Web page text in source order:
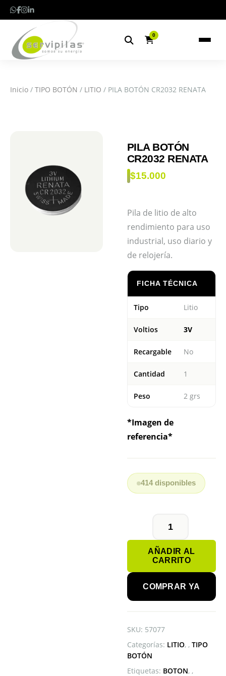
0
Inicio / TIPO BOTÓN / LITIO / PILA BOTÓN CR2032 RENATA
PILA BOTÓN
CR2032 RENATA
$15.000
Pila de litio de alto
rendimiento para uso
industrial, uso diario y
de relojería.
FICHA TÉCNICA
Tipo Litio
Voltios 3V
Recargable No
Cantidad 1
Peso 2 grs
*Imagen de
referencia*
414 disponibles
PILA
BOTÓN
CR2032
RENATA
cantidad
AÑADIR AL
CARRITO
COMPRAR YA
SKU: 57077
Categorías: LITIO , TIPO
BOTÓN
Etiquetas: BOTON ,